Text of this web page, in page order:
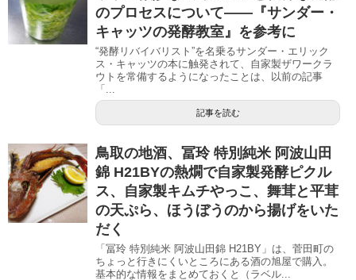
のプロセスについて――『サンダー・
キャッツの発酵教室』を参考に
“発酵リバイバリスト”を名乗るサンダー・エリック
ス・キャッツの本に触発されて、自家製ザワークラ
ウトを常備するようになったことは、以前の記事
「...
記事を読む
鳥取の地酒、冨玲 特別純米 阿波山田
錦 H21BYの熱燗で自家製発酵ピクル
ス、自家製キムチやっこ、舞茸と平茸
の天ぷら、ほうぼうのから揚げをいた
だく
「冨玲 特別純米 阿波山田錦 H21BY」は、菅田町の
ちょっと行きにくいところにある酒の旭屋で購入。
基本的な情報をまとめておくと（ラベル...